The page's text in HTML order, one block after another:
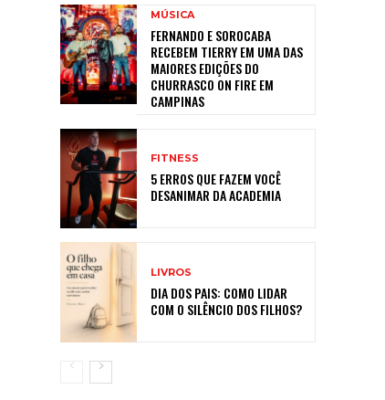
MÚSICA
FERNANDO E SOROCABA
RECEBEM TIERRY EM UMA DAS
MAIORES EDIÇÕES DO
CHURRASCO ON FIRE EM
CAMPINAS
FITNESS
5 ERROS QUE FAZEM VOCÊ
DESANIMAR DA ACADEMIA
LIVROS
DIA DOS PAIS: COMO LIDAR
COM O SILÊNCIO DOS FILHOS?